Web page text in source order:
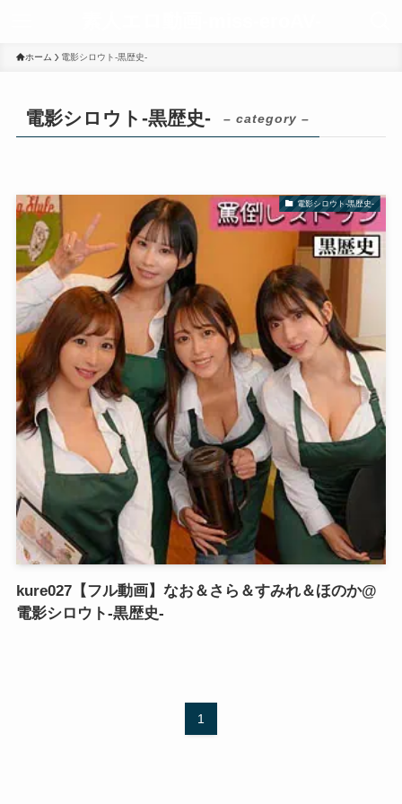
ホーム 電影シロウト-黒歴史-
電影シロウト-黒歴史- – category –
電影シロウト-黒歴史-
kure027【フル動画】なお＆さら＆すみれ＆ほのか@
電影シロウト-黒歴史-
1